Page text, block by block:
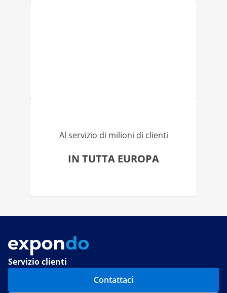
Al servizio di milioni di clienti
IN TUTTA EUROPA
Servizio clienti
Contattaci